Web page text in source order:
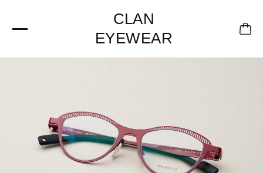
CLAN
EYEWEAR